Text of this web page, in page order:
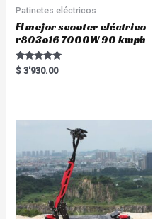
Patinetes eléctricos
El mejor scooter eléctrico
r803o16 7000W 90 kmph
Rated
5.00
$ 3'930.00